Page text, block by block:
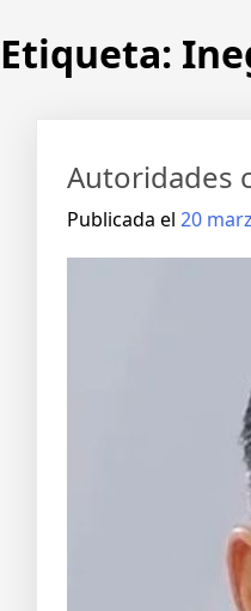
Etiqueta:
Autoridades
Publicada el 20